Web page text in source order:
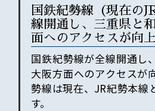
国鉄紀勢線（現在の
線開通し、三重県と
面へのアクセスが向
国鉄紀勢線が全線開通し
大阪方面へのアクセスが
勢線は現在、JR紀勢本線
す。